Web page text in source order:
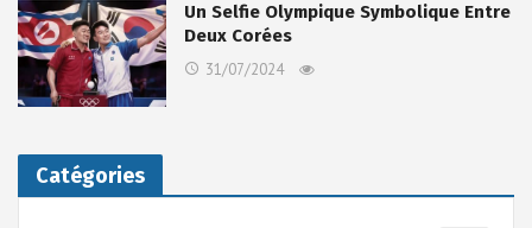
Un Selfie Olympique Symbolique Entre
Deux Corées
31/07/2024
Catégories